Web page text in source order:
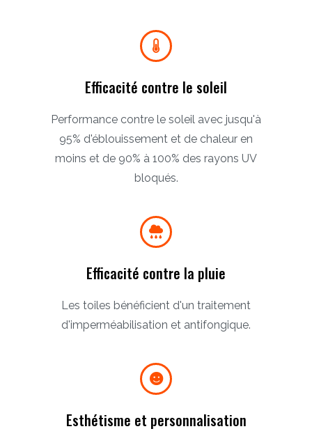
Efficacité contre le soleil
Performance contre le soleil avec jusqu'à
95% d'éblouissement et de chaleur en
moins et de 90% à 100% des rayons UV
bloqués.
Efficacité contre la pluie
Les toiles bénéficient d'un traitement
d'imperméabilisation et antifongique.
Esthétisme et personnalisation